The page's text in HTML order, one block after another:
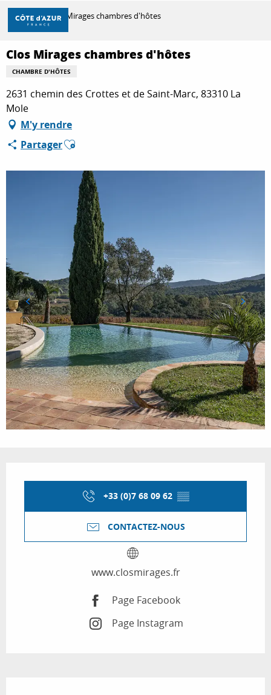
Aller
contenu
principal
DÉCOUVRIR
À FAIRE
SÉJOURNER
Accueil Clos Mirages chambres d'hôtes
Clos Mirages chambres d'hôtes
CHAMBRE D'HÔTES
2631 chemin des Crottes et de Saint-Marc, 83310 La
Mole
M'y rendre
PartagerAjouter aux favoris
+33 (0)7 68 09 62 ▒▒
CONTACTEZ-NOUS
www.closmirages.fr
Page Facebook
Page Instagram